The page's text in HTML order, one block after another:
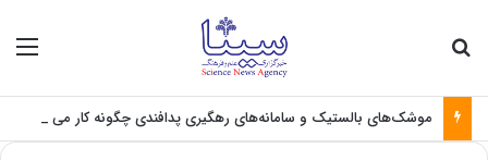
موشک‌های بالستیک و سامانه‌های رهگیری پدافندی چگونه کار می کنند؟